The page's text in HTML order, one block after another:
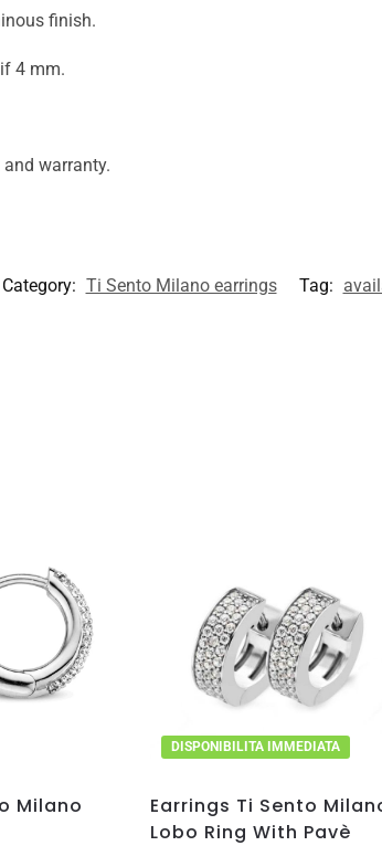
finish.
4 mm.
warranty.
Category: Ti Sento Milano earrings Tag:
Milano
DISPONIBILITA IMMEDIATA
Earrings Ti Sento
Lobo Ring With Pavè